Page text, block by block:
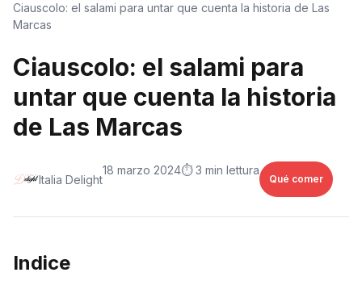
Ciauscolo: el salami para untar que cuenta la historia de Las
Marcas
Ciauscolo: el salami para
untar que cuenta la historia
de Las Marcas
Italia Delight
18 marzo 2024⏱️ 3 min lettura
Qué comer
Indice